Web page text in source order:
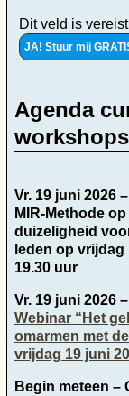
Dit veld is
Agenda
Vr. 19 juni 2026
MIR-Methode
duizeligheid
leden op vrijdag
19.30 uur
Vr. 19 juni 2026
Webinar “Het
omarmen met
vrijdag 19 juni
Begin meteen –